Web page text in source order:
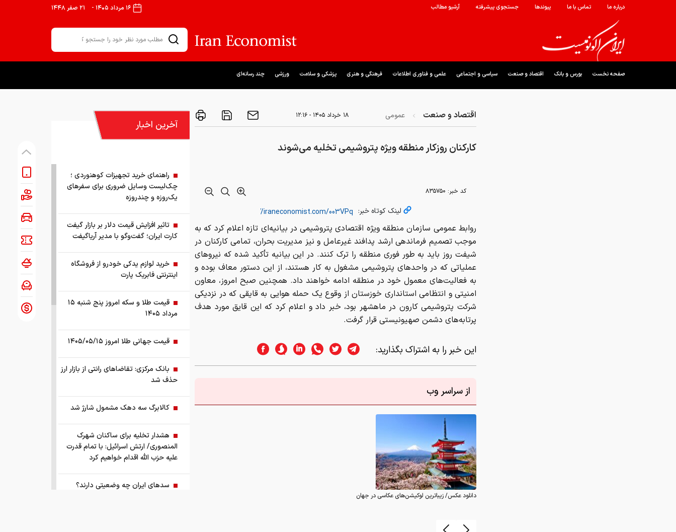
درباره ما تماس با ما پیوندها جستجوی پیشرفته آرشیو مطالب ۱۶ مرداد ۱۴۰۵ - ۲۱ صفر ۱۴۴۸
صفحه نخست بورس و بانک اقتصاد و صنعت سیاسی و اجتماعی علمی و فناوری اطلاعات فرهنگی و هنری پزشکی و سلامت ورزشی چند رسانه‌ای
اقتصاد و صنعت عمومی ۱۸ خرداد ۱۴۰۵ - ۱۲:۱۶
کارکنان روزکار منطقه ویژه پتروشیمی تخلیه می‌شوند
کد خبر: ۸۳۵۷۵۰
لینک کوتاه خبر:
روابط عمومی سازمان منطقه ویژه اقتصادی پتروشیمی در بیانیه‌ای تازه اعلام کرد که به
موجب تصمیم فرماندهی ارشد پدافند غیرعامل و نیز مدیریت بحران، تمامی کارکنان در
شیفت روز باید به طور فوری منطقه را ترک کنند. در این بیانیه تأکید شده که نیروهای
عملیاتی که در واحدهای پتروشیمی مشغول به کار هستند، از این دستور معاف بوده و
به فعالیت‌های معمول خود در منطقه ادامه خواهند داد. همچنین صبح امروز، معاون
امنیتی و انتظامی استانداری خوزستان از وقوع یک حمله هوایی به قایقی که در نزدیکی
شرکت پتروشیمی کارون در ماهشهر بود، خبر داد و اعلام کرد که این قایق مورد هدف
پرتابه‌های دشمن صهیونیستی قرار گرفت.
این خبر را به اشتراک بگذارید:
از سراسر وب
دانلود عکس/ زیباترین لوکیشن‌های عکاسی در جهان
آخرین اخبار
راهنمای خرید تجهیزات کوهنوردی ؛
چک‌لیست وسایل ضروری برای سفرهای
یک‌روزه و چندروزه
تاثیر افزایش قیمت دلار بر بازار گیفت
کارت ایران؛ گفت‌وگو با مدیر آریاگیفت
خرید لوازم یدکی خودرو از فروشگاه
اینترنتی فابریک پارت
قیمت طلا و سکه امروز پنج شنبه ۱۵
مرداد ۱۴۰۵
قیمت جهانی طلا امروز ۱۴۰۵/۰۵/۱۵
بانک مرکزی: تقاضا‌های رانتی از بازار ارز
حذف شد
کالابرگ سه دهک مشمول شارژ شد
هشدار تخلیه برای ساکنان شهرک
المنصوری/ ارتش اسرائیل: با تمام قدرت
علیه حزب الله اقدام خواهیم کرد
سد‌های ایران چه وضعیتی دارند؟